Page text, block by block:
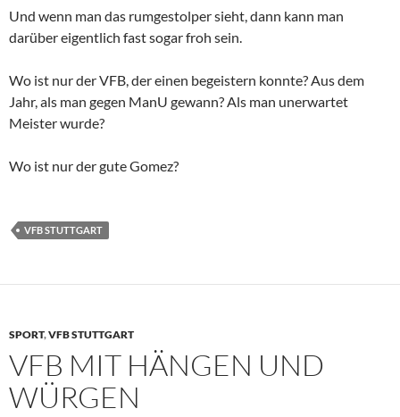
Und wenn man das rumgestolper sieht, dann kann man
darüber eigentlich fast sogar froh sein.
Wo ist nur der VFB, der einen begeistern konnte? Aus dem
Jahr, als man gegen ManU gewann? Als man unerwartet
Meister wurde?
Wo ist nur der gute Gomez?
VFB STUTTGART
SPORT,VFB STUTTGART
VFB MIT HÄNGEN UND
WÜRGEN